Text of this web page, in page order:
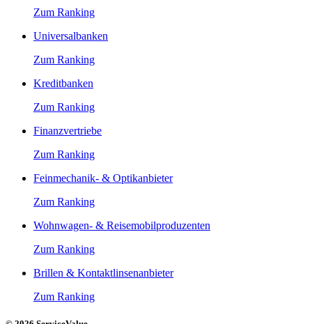
Zum Ranking
Universalbanken
Zum Ranking
Kreditbanken
Zum Ranking
Finanzvertriebe
Zum Ranking
Feinmechanik- & Optikanbieter
Zum Ranking
Wohnwagen- & Reisemobilproduzenten
Zum Ranking
Brillen & Kontaktlinsenanbieter
Zum Ranking